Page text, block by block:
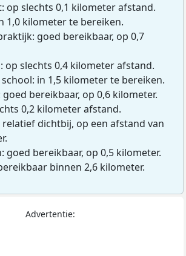
op slechts 0,1 kilometer afstand.
1,0 kilometer te bereiken.
goed bereikbaar, op 0,7
op slechts 0,4 kilometer afstand.
in 1,5 kilometer te bereiken.
bereikbaar, op 0,6 kilometer.
0,2 kilometer afstand.
relatief dichtbij, op een afstand van
goed bereikbaar, op 0,5 kilometer.
binnen 2,6 kilometer.
Advertentie: